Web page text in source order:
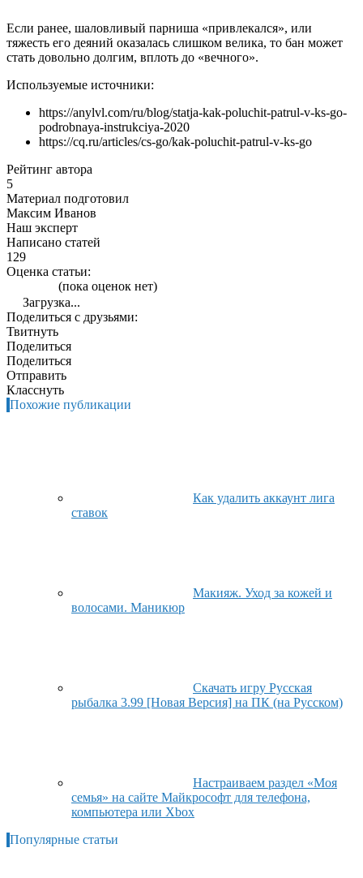
Если ранее, шаловливый парниша «привлекался», или
тяжесть его деяний оказалась слишком велика, то бан может
стать довольно долгим, вплоть до «вечного».
Используемые источники:
https://anylvl.com/ru/blog/statja-kak-poluchit-patrul-v-ks-go-
podrobnaya-instrukciya-2020
https://cq.ru/articles/cs-go/kak-poluchit-patrul-v-ks-go
Рейтинг автора
5
Материал подготовил
Максим Иванов
Наш эксперт
Написано статей
129
Оценка статьи:
(пока оценок нет)
Загрузка...
Поделиться с друзьями:
Твитнуть
Поделиться
Поделиться
Отправить
Класснуть
Похожие публикации
Как удалить аккаунт лига
ставок
Макияж. Уход за кожей и
волосами. Маникюр
Скачать игру Русская
рыбалка 3.99 [Новая Версия] на ПК (на Русском)
Настраиваем раздел «Моя
семья» на сайте Майкрософт для телефона,
компьютера или Xbox
Популярные статьи